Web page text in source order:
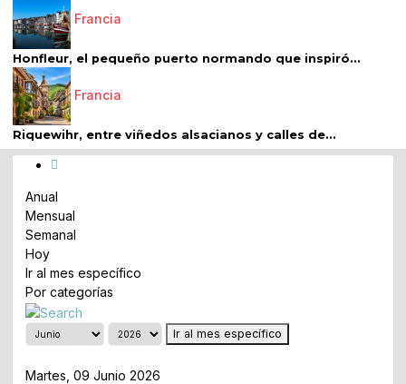
Francia
Honfleur, el pequeño puerto normando que inspiró...
Francia
Riquewihr, entre viñedos alsacianos y calles de...
Anual
Mensual
Semanal
Hoy
Ir al mes específico
Por categorías
Ir al mes específico
Martes, 09 Junio 2026